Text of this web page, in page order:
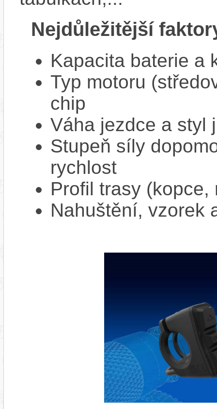
Nejdůležitější
Kapacita baterie a
Typ motoru
chip
Váha jezdce a styl
Stupeň síly
rychlost
Profil trasy
Nahuštění, vzorek